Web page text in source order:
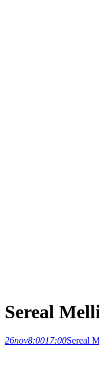
Sereal
26nov8:0017:00Sereal